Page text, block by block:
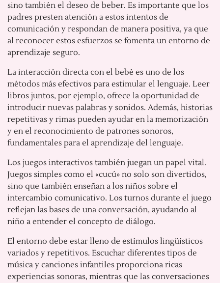
sino también el deseo de beber. Es importante que los
padres presten atención a estos intentos de
comunicación y respondan de manera positiva, ya que
al reconocer estos esfuerzos se fomenta un entorno de
aprendizaje seguro.
La interacción directa con el bebé es uno de los
métodos más efectivos para estimular el lenguaje. Leer
libros juntos, por ejemplo, ofrece la oportunidad de
introducir nuevas palabras y sonidos. Además, historias
repetitivas y rimas pueden ayudar en la memorización
y en el reconocimiento de patrones sonoros,
fundamentales para el aprendizaje del lenguaje.
Los juegos interactivos también juegan un papel vital.
Juegos simples como el «cucú» no solo son divertidos,
sino que también enseñan a los niños sobre el
intercambio comunicativo. Los turnos durante el juego
reflejan las bases de una conversación, ayudando al
niño a entender el concepto de diálogo.
El entorno debe estar lleno de estímulos lingüísticos
variados y repetitivos. Escuchar diferentes tipos de
música y canciones infantiles proporciona ricas
experiencias sonoras, mientras que las conversaciones